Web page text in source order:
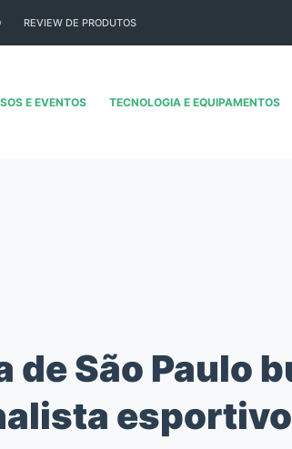
REVIEW DE PRODUTOS
E EVENTOS TECNOLOGIA E EQUIPAMENTOS
de São Paulo
esportivo